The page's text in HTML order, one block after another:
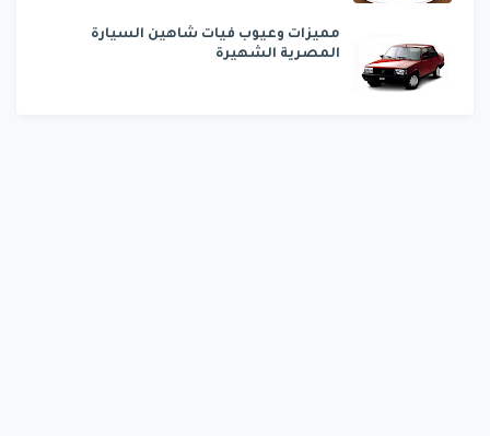
مميزات وعيوب فيات شاهين السيارة
المصرية الشهيرة